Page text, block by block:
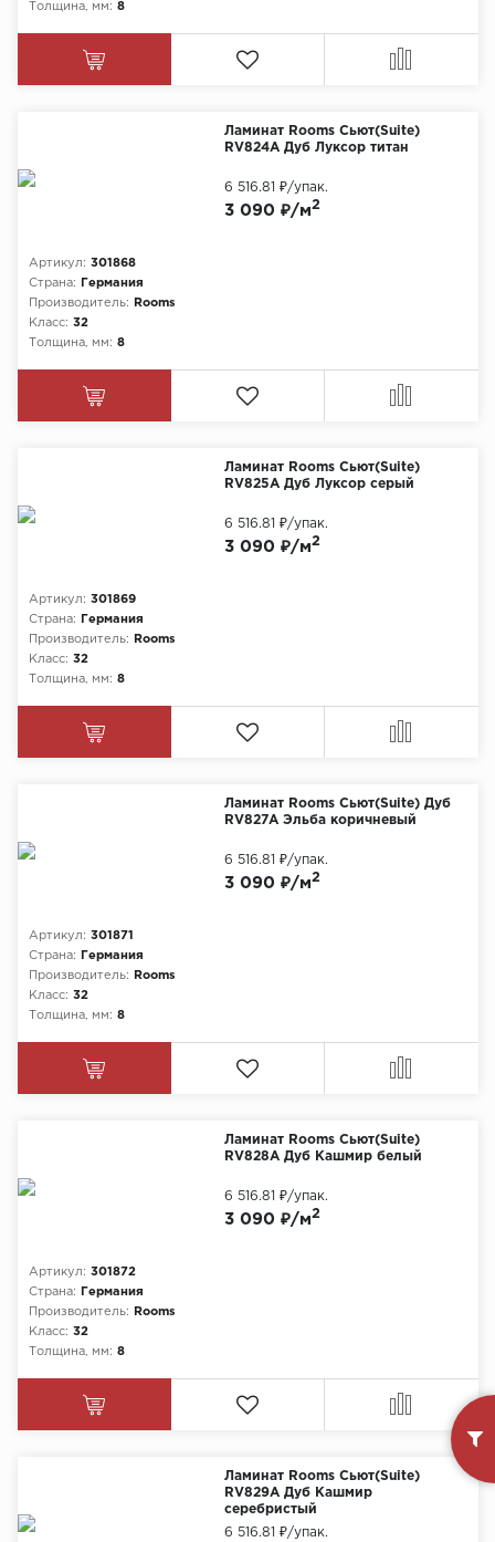
Толщина, мм: 8
Ламинат Rooms Сьют(Suite)
RV824A Дуб Луксор титан
Артикул: 301868
Страна:
Германия
Производитель:
Rooms
Класс: 32
Толщина, мм: 8
3 090 ₽/м2
6 516.81 ₽/упак.
Ламинат Rooms Сьют(Suite)
RV825A Дуб Луксор серый
Артикул: 301869
Страна:
Германия
Производитель:
Rooms
Класс: 32
Толщина, мм: 8
3 090 ₽/м2
6 516.81 ₽/упак.
Ламинат Rooms Сьют(Suite) Дуб
RV827A Эльба коричневый
Артикул: 301871
Страна:
Германия
Производитель:
Rooms
Класс: 32
Толщина, мм: 8
3 090 ₽/м2
6 516.81 ₽/упак.
Ламинат Rooms Сьют(Suite)
RV828A Дуб Кашмир белый
Артикул: 301872
Страна:
Германия
Производитель:
Rooms
Класс: 32
Толщина, мм: 8
3 090 ₽/м2
6 516.81 ₽/упак.
Ламинат Rooms Сьют(Suite)
RV829A Дуб Кашмир
серебристый
6 516.81 ₽/упак.